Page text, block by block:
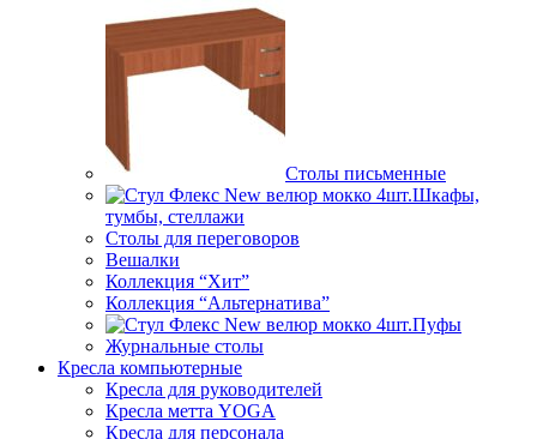
Столы письменные
Шкафы,
тумбы, стеллажи
Столы для переговоров
Вешалки
Коллекция “Хит”
Коллекция “Альтернатива”
Пуфы
Журнальные столы
Кресла компьютерные
Кресла для руководителей
Кресла метта YOGA
Кресла для персонала